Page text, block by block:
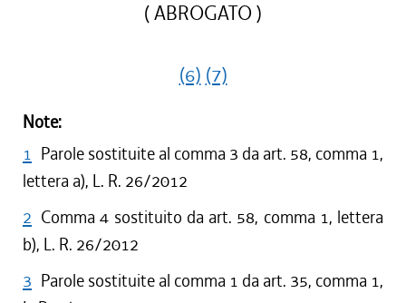
( ABROGATO )
(6) (7)
Note:
1 Parole sostituite al comma 3 da art. 58, comma 1,
lettera a), L. R. 26/2012
2 Comma 4 sostituito da art. 58, comma 1, lettera
b), L. R. 26/2012
3 Parole sostituite al comma 1 da art. 35, comma 1,